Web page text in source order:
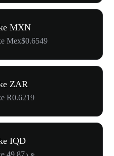
MXN
Mex$0.6549
ZAR
R0.6219
IQD
konversi 1 TROLL ke ع.د49.87